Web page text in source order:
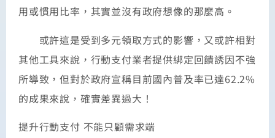
用或慣用比率，其實並沒有政府想像的那麼高。
或許這是受到多元領取方式的影響，又或許相對
其他工具來說，行動支付業者提供綁定回饋誘因不強
所導致，但對於政府宣稱目前國內普及率已達62.2%
的成果來說，確實差異過大！
提升行動支付 不能只顧需求端